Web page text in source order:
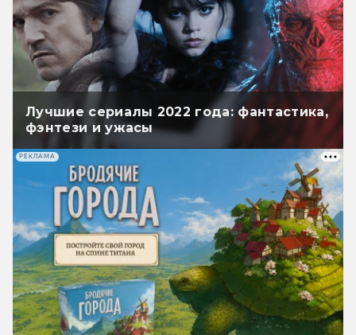
Лучшие сериалы 2022 года: фантастика,
фэнтези и ужасы
РЕКЛАМА